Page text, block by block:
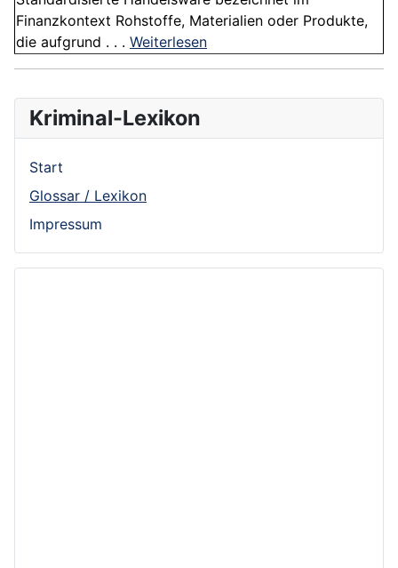
Finanzkontext Rohstoffe, Materialien oder Produkte,
die aufgrund . . . Weiterlesen
Kriminal-Lexikon
Start
Glossar / Lexikon
Impressum